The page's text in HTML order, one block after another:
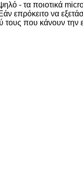
- τα ποιοτικά
επρόκειτο να
τους που κάνουν